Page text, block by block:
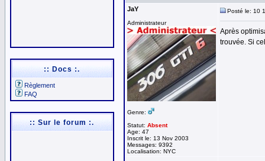
:: Docs :.
Règlement
FAQ
:: Sur le forum :.
JaY
Administrateur
Genre:
Statut: Absent
Age: 47
Inscrit le: 13 Nov 2003
Messages: 9392
Localisation: NYC
Posté le: 10
Après
trouvée. Si